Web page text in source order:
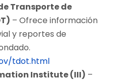
Transporte de
– Ofrece información
y reportes de
tdot.html
Institute (III) –